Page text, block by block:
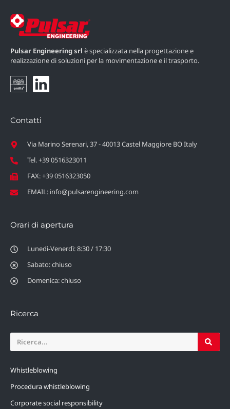
Pulsar Engineering srl è specializzata nella progettazione e
realizzazione di soluzioni per la movimentazione e il trasporto.
Contatti
Via Marino Serenari, 37 - 40013 Castel Maggiore BO Italy
Tel. +39 0516323011
FAX: +39 0516323050
EMAIL: info@pulsarengineering.com
Orari di apertura
Lunedì-Venerdì: 8:30 / 17:30
Sabato: chiuso
Domenica: chiuso
Ricerca
Whistleblowing
Procedura whistleblowing
Corporate social responsibility